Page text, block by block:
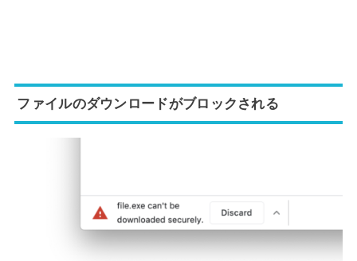
ファイルのダウンロードがブロックされる